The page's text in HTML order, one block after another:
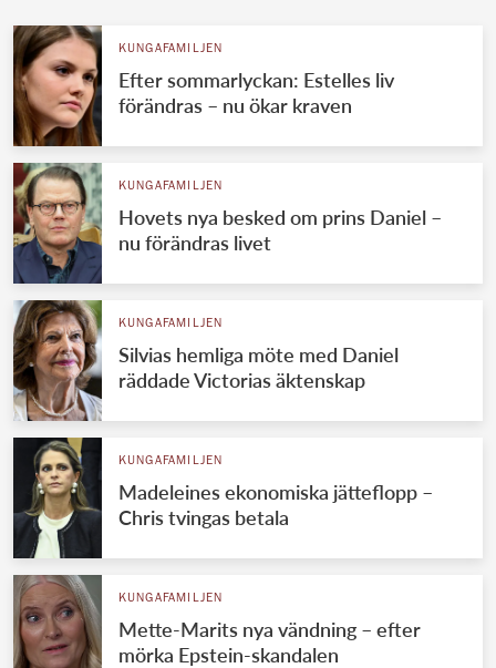
KUNGAFAMILJEN
Efter sommarlyckan: Estelles liv
förändras – nu ökar kraven
KUNGAFAMILJEN
Hovets nya besked om prins Daniel –
nu förändras livet
KUNGAFAMILJEN
Silvias hemliga möte med Daniel
räddade Victorias äktenskap
KUNGAFAMILJEN
Madeleines ekonomiska jätteflopp –
Chris tvingas betala
KUNGAFAMILJEN
Mette-Marits nya vändning – efter
mörka Epstein-skandalen